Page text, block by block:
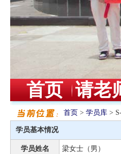
首页 请老
首页 > 学员库 >
学员基本情况
学员姓名 梁女士（男）